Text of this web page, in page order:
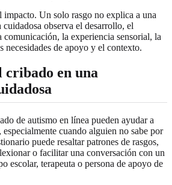
impacto. Un solo rasgo no explica a una
observa el desarrollo, el
la experiencia sensorial, la
necesidades de apoyo y el contexto.
cribado en una
de autismo en línea pueden ayudar a
cuando alguien no sabe por
puede resaltar patrones de rasgos,
o facilitar una conversación con un
escolar, terapeuta o persona de apoyo de